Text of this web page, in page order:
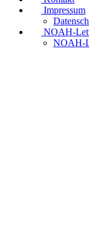
Impressum
NOAH-
NOAH-